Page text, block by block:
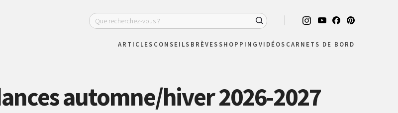
ARTICLES CONSEILS BRÈVESSHOPPING VIDÉOS CARNETS DE BORD
automne/hiver 2026-2027